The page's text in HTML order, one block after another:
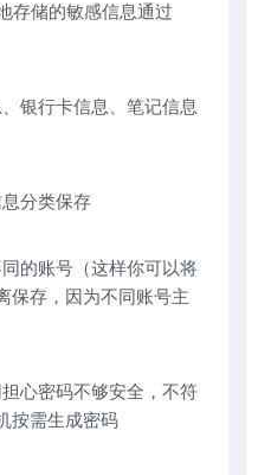
存储的敏感信息通过
银行卡信息、笔记信息
分类保存
的账号（这样你可以将
保存，因为不同账号主
心密码不够安全，不符
按需生成密码